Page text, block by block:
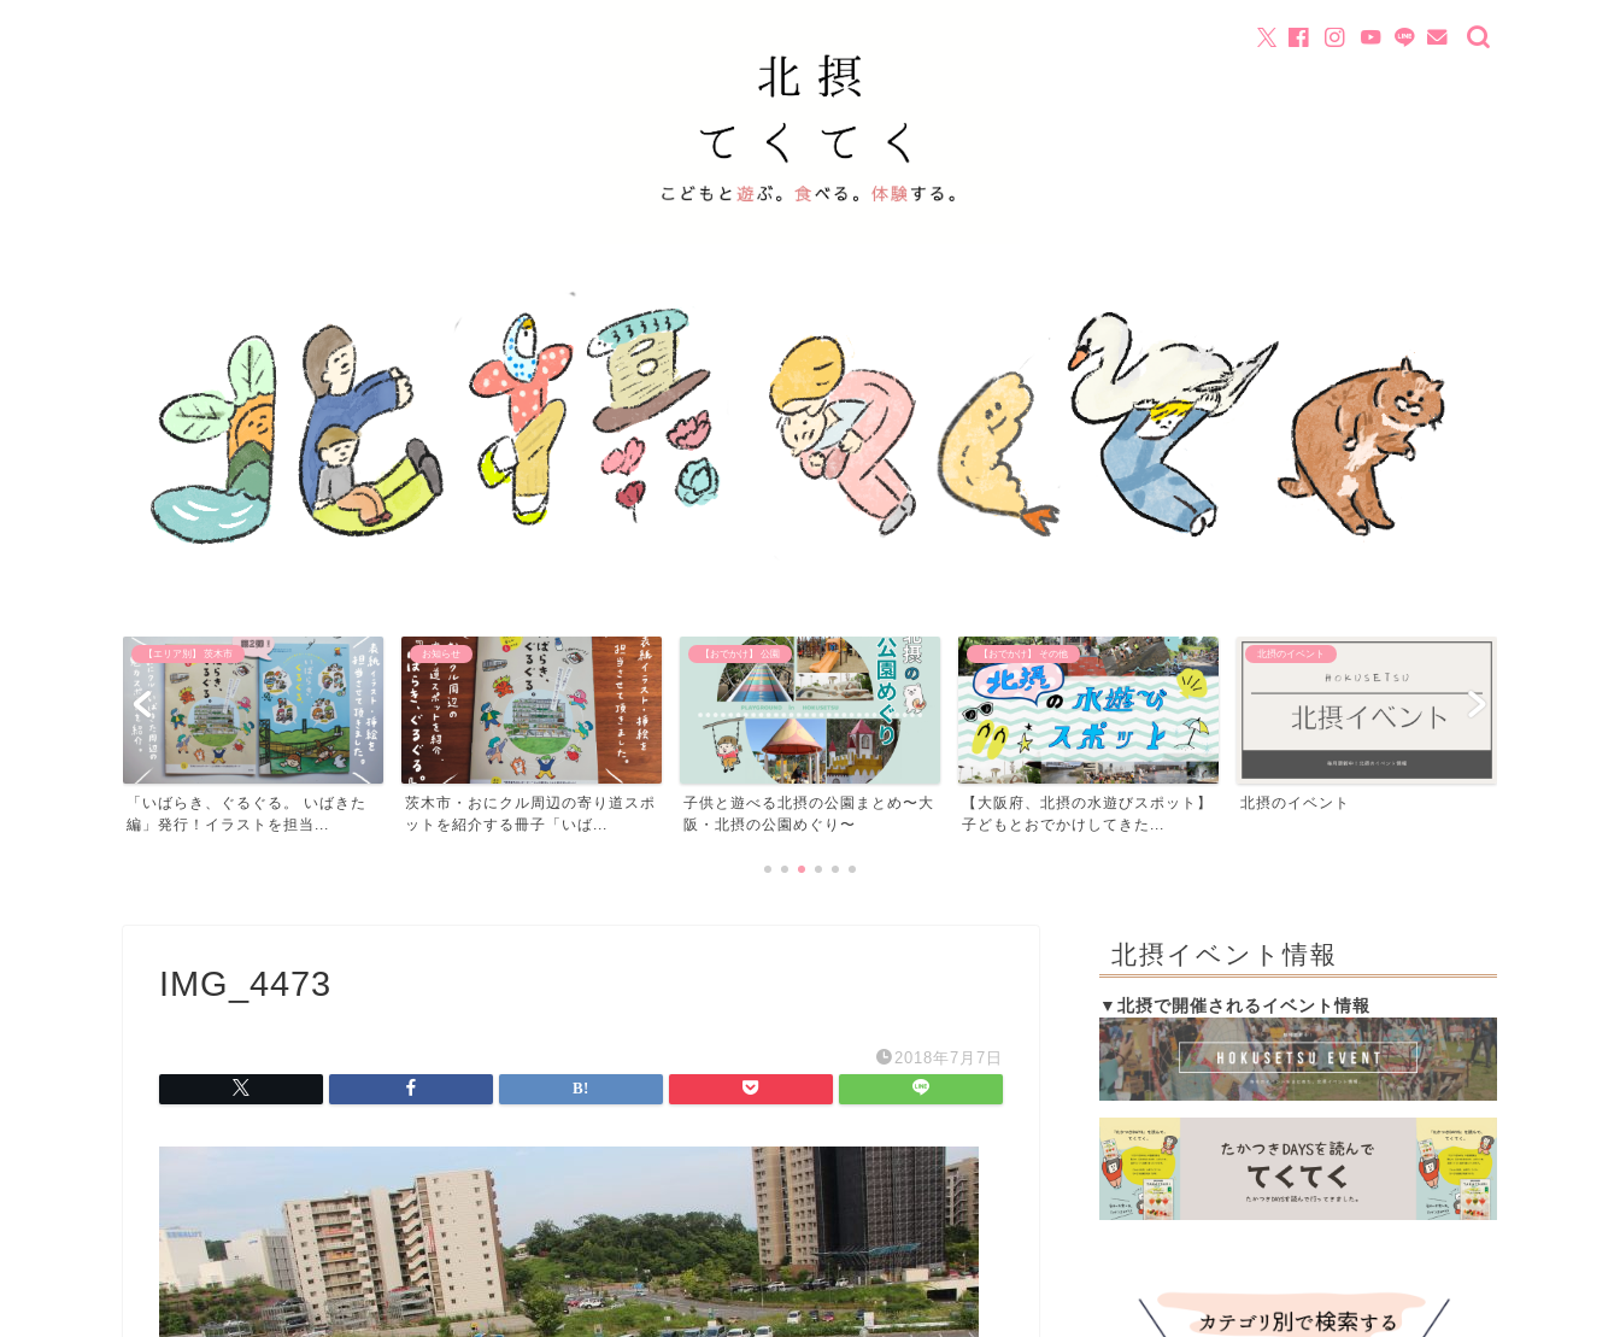
【エリア別】 茨木市
「いばらき、ぐるぐる。 いばきた
編」発行！イラストを担当...
お知らせ
茨木市・おにクル周辺の寄り道スポ
ットを紹介する冊子「いば...
【おでかけ】 公園
子供と遊べる北摂の公園まとめ〜大
阪・北摂の公園めぐり〜
【おでかけ】 その他
【大阪府、北摂の水遊びスポット】
子どもとおでかけしてきた...
北摂のイベント
北摂のイベント
IMG_4473
2018年7月7日
北摂イベント情報
▼北摂で開催されるイベント情報